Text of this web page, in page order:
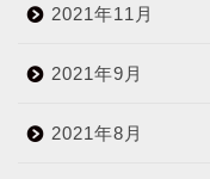
2021年11月
2021年9月
2021年8月